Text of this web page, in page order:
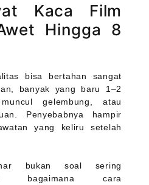
Kaca Film
Hingga 8
bisa bertahan sangat
banyak yang baru 1–2
gelembung, atau
Penyebabnya hampir
yang keliru setelah
bukan soal sering
bagaimana cara